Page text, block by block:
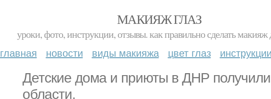
МАКИЯЖ ГЛАЗ
уроки, фото, инструкции, отзывы. как правильно сделать макияж
главная новости виды макияжа цвет глаз
Детские дома и приюты в ДНР
области.